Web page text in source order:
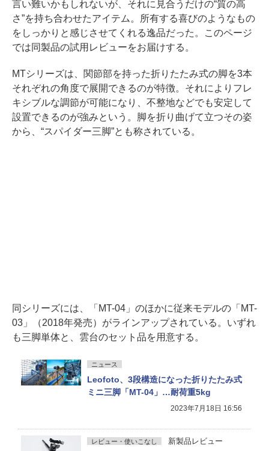
言い難いかもしれないが、それに見合うだけの“質の高
さ”を持ち合わせたアイテム。所有する喜びのようなもの
をしっかりと感じさせてくれる逸品だった。このページ
では同製品の試用レビューをお届けする。
MTシリーズは、関節部を持った折りたたみ式の脚を3本
それぞれの角度で展開できるのが特徴。それによりフレ
キシブルな調節が可能になり、不整地などでも安定して
設置できるのが強みという。脚を折り曲げて立つその姿
から、“スパイダー三脚”とも称されている。
同シリーズには、「MT-04」のほかに従来モデルの「MT-
03」（2018年発売）がラインアップされている。いずれ
も三脚単体と、雲台のセット品を用意する。
ニュース
Leofoto、3段構造になった折りたたみ式
ミニ三脚「MT-04」…耐荷重5kg
2023年7月18日 16:56
レビュー・使いこなし 新製品レビュー